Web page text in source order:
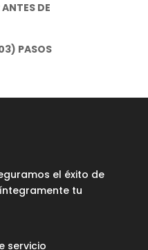
DE
PASOS
el éxito de
tu
servicio